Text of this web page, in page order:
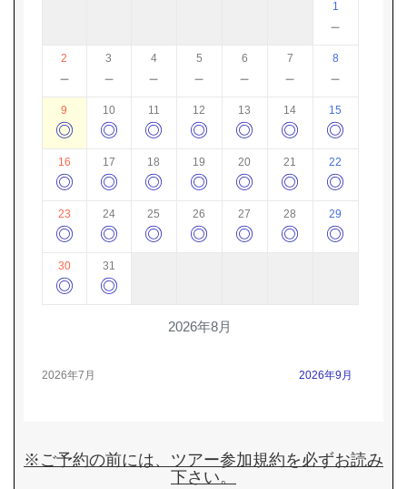
2026年8月
1
－
2
－
3
－
4
－
5
－
6
－
7
－
8
－
9
◎
10
◎
11
◎
12
◎
13
◎
14
◎
15
◎
16
◎
17
◎
18
◎
19
◎
20
◎
21
◎
22
◎
23
◎
24
◎
25
◎
26
◎
27
◎
28
◎
29
◎
30
◎
31
◎
2026年7月 2026年9月
※ご予約の前には、 ツアー参加規約を必ずお読み
下さい。